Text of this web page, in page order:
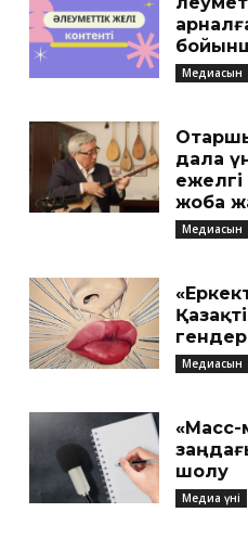
Медиасын
дала
жоба
Медиасын
Медиасын
«Масс-
шолу
Медиа үні